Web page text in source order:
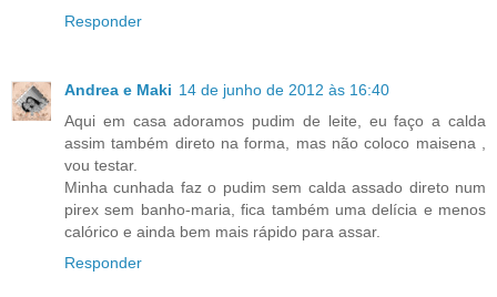
Responder
Andrea e Maki 14 de junho de 2012 às 16:40
Aqui em casa adoramos pudim de leite, eu faço a calda
assim também direto na forma, mas não coloco maisena ,
vou testar.
Minha cunhada faz o pudim sem calda assado direto num
pirex sem banho-maria, fica também uma delícia e menos
calórico e ainda bem mais rápido para assar.
Responder